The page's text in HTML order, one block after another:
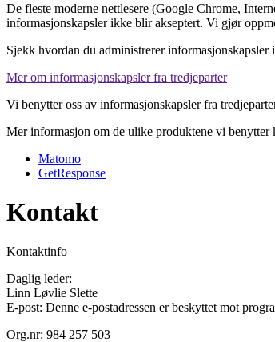
De fleste moderne nettlesere (Google Chrome,
informasjonskapsler ikke blir akseptert. Vi gjør
Sjekk hvordan du administrerer informasjonskapsler
Mer om informasjonskapsler fra tredjeparter
Vi benytter oss av informasjonskapsler fra
Mer informasjon om de ulike produktene vi benytter
Matomo
GetResponse
Kontakt
Kontaktinfo
Daglig leder:
Linn Løvlie Slette
E-post: Denne e-postadressen er beskyttet mot
Org.nr: 984 257 503